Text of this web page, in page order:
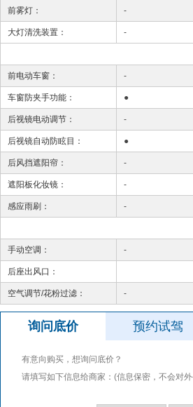
前雾灯： -
大灯清洗装置： -
前电动车窗： -
车窗防夹手功能： ●
后视镜电动调节： -
后视镜自动防眩目： ●
后风挡遮阳帘： -
遮阳板化妆镜： -
感应雨刷： -
手动空调： -
后座出风口：
空气调节/花粉过滤： -